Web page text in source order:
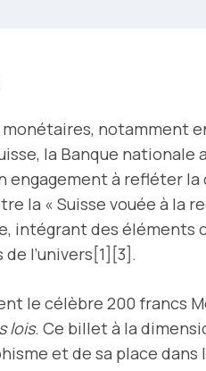
notamment
la Banque nationale
engagement à refléter
la « Suisse vouée à la
intégrant des éléments
l’univers[1][3].
le célèbre 200 francs
lois. Ce billet à la
et de sa place